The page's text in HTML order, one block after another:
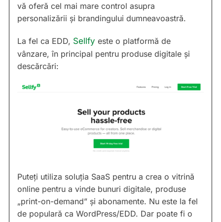
vă oferă cel mai mare control asupra
personalizării și brandingului dumneavoastră.
La fel ca EDD, Sellfy este o platformă de
vânzare, în principal pentru produse digitale și
descărcări:
Puteți utiliza soluția SaaS pentru a crea o vitrină
online pentru a vinde bunuri digitale, produse
„print-on-demand” și abonamente. Nu este la fel
de populară ca WordPress/EDD. Dar poate fi o